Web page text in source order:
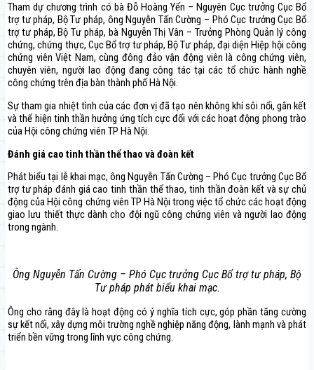
Tham dự chương trình có bà Đỗ Hoàng Yến – Nguyên Cục trưởng Cục Bổ
trợ tư pháp, Bộ Tư pháp, ông Nguyễn Tấn Cường – Phó Cục trưởng Cục Bổ
trợ tư pháp, Bộ Tư pháp, bà Nguyễn Thị Vân – Trưởng Phòng Quản lý công
chứng, chứng thực, Cục Bổ trợ tư pháp, Bộ Tư pháp, đại diện Hiệp hội công
chứng viên Việt Nam, cùng đông đảo vận động viên là công chứng viên,
chuyên viên, người lao động đang công tác tại các tổ chức hành nghề
công chứng trên địa bàn thành phố Hà Nội.
Sự tham gia nhiệt tình của các đơn vị đã tạo nên không khí sôi nổi, gắn kết
và thể hiện tinh thần hưởng ứng tích cực đối với các hoạt động phong trào
của Hội công chứng viên TP Hà Nội.
Đánh giá cao tinh thần thể thao và đoàn kết
Phát biểu tại lễ khai mạc, ông Nguyễn Tấn Cường – Phó Cục trưởng Cục Bổ
trợ tư pháp đánh giá cao tinh thần thể thao, tinh thần đoàn kết và sự chủ
động của Hội công chứng viên TP Hà Nội trong việc tổ chức các hoạt động
giao lưu thiết thực dành cho đội ngũ công chứng viên và người lao động
trong ngành.
Ông Nguyễn Tấn Cường – Phó Cục trưởng Cục Bổ trợ tư pháp, Bộ
Tư pháp phát biểu khai mạc.
Ông cho rằng đây là hoạt động có ý nghĩa tích cực, góp phần tăng cường
sự kết nối, xây dựng môi trường nghề nghiệp năng động, lành mạnh và phát
triển bền vững trong lĩnh vực công chứng.